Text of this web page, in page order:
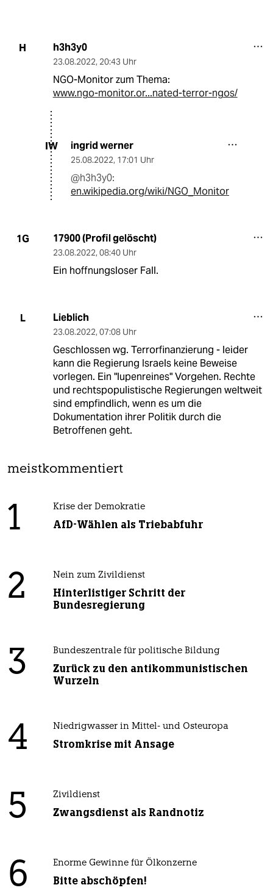
H h3h3y0
23.08.2022, 20:43 Uhr
NGO-Monitor zum Thema:
www.ngo-monitor.or...nated-terror-ngos/
IW ingrid werner
25.08.2022, 17:01 Uhr
@h3h3y0:
en.wikipedia.org/wiki/NGO_Monitor
1G 17900 (Profil gelöscht)
23.08.2022, 08:40 Uhr
Ein hoffnungsloser Fall.
L Lieblich
23.08.2022, 07:08 Uhr
Geschlossen wg. Terrorfinanzierung - leider
kann die Regierung Israels keine Beweise
vorlegen. Ein "lupenreines" Vorgehen. Rechte
und rechtspopulistische Regierungen weltweit
sind empfindlich, wenn es um die
Dokumentation ihrer Politik durch die
Betroffenen geht.
meistkommentiert
1 Krise der Demokratie
AfD-Wählen als Triebabfuhr
2 Nein zum Zivildienst
Hinterlistiger Schritt der
Bundesregierung
3 Bundeszentrale für politische Bildung
Zurück zu den antikommunistischen
Wurzeln
4 Niedrigwasser in Mittel- und Osteuropa
Stromkrise mit Ansage
5 Zivildienst
Zwangsdienst als Randnotiz
6 Enorme Gewinne für Ölkonzerne
Bitte abschöpfen!